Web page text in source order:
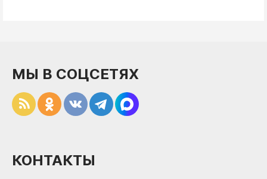
МЫ В СОЦСЕТЯХ
КОНТАКТЫ